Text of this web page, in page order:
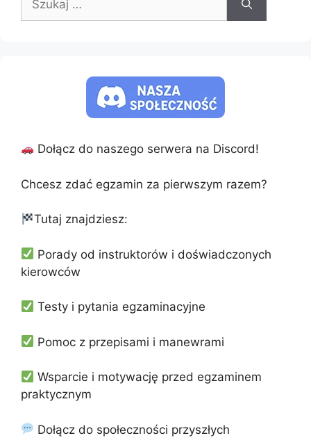
Dołącz do naszego serwera na Discord!
Chcesz zdać egzamin za pierwszym razem?
Tutaj znajdziesz:
Porady od instruktorów i doświadczonych
kierowców
Testy i pytania egzaminacyjne
Pomoc z przepisami i manewrami
Wsparcie i motywację przed egzaminem
praktycznym
Dołącz do społeczności przyszłych